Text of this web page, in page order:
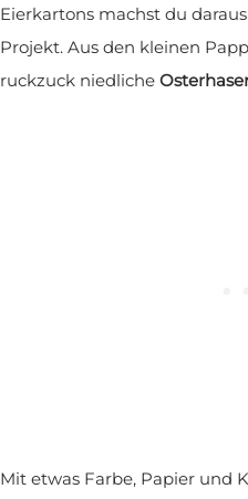
Eierkartons machst du
Projekt. Aus den kleinen
ruckzuck niedliche
Mit etwas Farbe, Papier und